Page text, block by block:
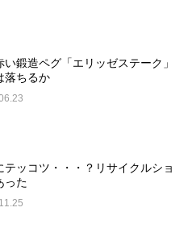
い鍛造ペグ「エリッゼステーク」
落ちるか
テッコツ・・・？リサイクルショ
った